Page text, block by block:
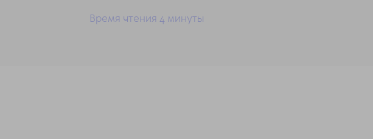
Время чтения 4 минуты